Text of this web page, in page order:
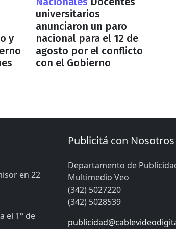
y
universitarios
anunciaron un paro
nacional para el 12 de
agosto por el conflicto
con el Gobierno
en 22
el 1° de
Publicitá con Nosotros
Departamento de
Multimedio Veo
(342) 5027220
(342) 5028539